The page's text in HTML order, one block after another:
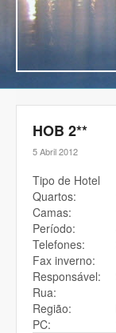
HOB 2**
5 Abril 2012
Tipo de Hotel
Quartos:
Camas:
Período:
Telefones:
Fax inverno:
Responsável:
Rua:
Região:
PC: